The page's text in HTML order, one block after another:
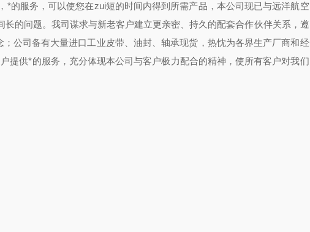
的服务，可以使您在zui短的时间内得到所需产品，本公司现已与远洋航空
的问题。我司谋求与新老客户建立更亲密、持久的配套合作伙伴关系，遵
公司备有大量进口工业皮带、油封、轴承现货，热忱为各界生产厂商和经
供*的服务，充分体现本公司与客户极力配合的精神，使所有客户对我们